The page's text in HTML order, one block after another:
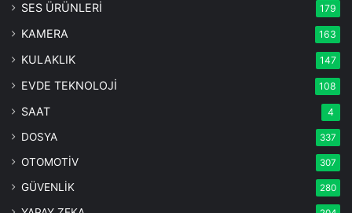
SES ÜRÜNLERİ 179
KAMERA 163
KULAKLIK 147
EVDE TEKNOLOJİ 108
SAAT 4
DOSYA 337
OTOMOTİV 307
GÜVENLİK 280